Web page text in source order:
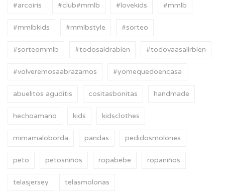
#arcoiris #club#mmlb #lovekids #mmlb
#mmlbkids #mmlbstyle #sorteo
#sorteommlb #todosaldrabien #todovaasalirbien
#volveremosaabrazarnos #yomequedoencasa
abuelitos aguditis cositasbonitas handmade
hechoamano kids kidsclothes
mimamaloborda pandas pedidosmolones
peto petosniños ropabebe ropaniños
telasjersey telasmolonas